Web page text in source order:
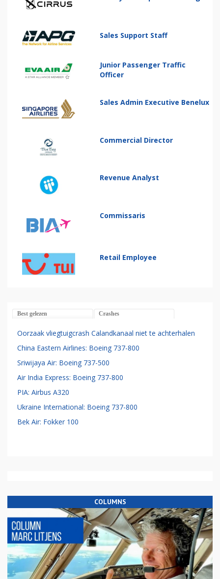
Sales Support Staff
Junior Passenger Traffic
Officer
Sales Admin Executive Benelux
Commercial Director
Revenue Analyst
Commissaris
Retail Employee
Best gelezen Crashes
Oorzaak vliegtuigcrash Calandkanaal niet te achterhalen
China Eastern Airlines: Boeing 737-800
Sriwijaya Air: Boeing 737-500
Air India Express: Boeing 737-800
PIA: Airbus A320
Ukraine International: Boeing 737-800
Bek Air: Fokker 100
COLUMNS